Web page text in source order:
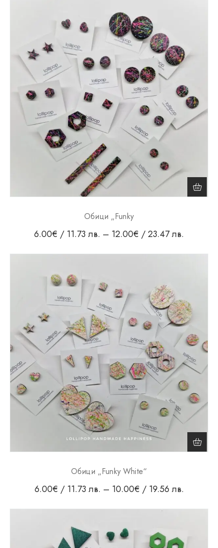
Обици „Funky
6.00€ / 11.73 лв. – 12.00€ / 23.47 лв.
Обици „Funky White“
6.00€ / 11.73 лв. – 10.00€ / 19.56 лв.